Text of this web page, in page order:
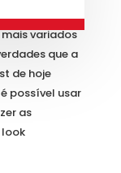
mais ampla
variados
que a
de hoje
possível usar
as